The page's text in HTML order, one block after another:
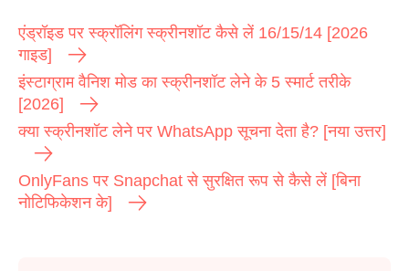
एंड्रॉइड पर स्क्रॉलिंग स्क्रीनशॉट कैसे लें 16/15/14 [2026
गाइड]
इंस्टाग्राम वैनिश मोड का स्क्रीनशॉट लेने के 5 स्मार्ट तरीके
[2026]
क्या स्क्रीनशॉट लेने पर WhatsApp सूचना देता है? [नया उत्तर]
OnlyFans पर Snapchat से सुरक्षित रूप से कैसे लें [बिना
नोटिफिकेशन के]